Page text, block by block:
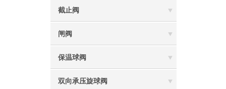
截止阀
闸阀
保温球阀
双向承压旋球阀